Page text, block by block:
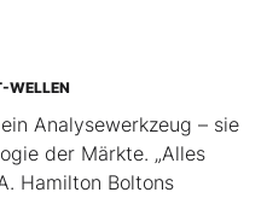
WELLEN
Analysewerkzeug – sie
der Märkte. „Alles
Hamilton Boltons